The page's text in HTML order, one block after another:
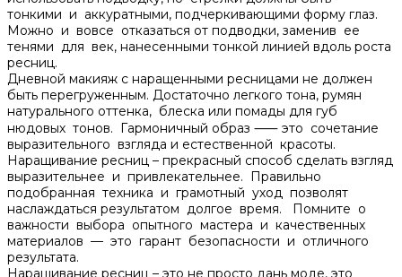
тонкими и аккуратными, подчеркивающими форму глаз.​
Можно и вовсе отказаться от подводки, заменив ее
тенями для век, нанесенными тонкой линией вдоль роста
ресниц.​
Дневной макияж с наращенными ресницами не должен
быть перегруженным. Достаточно легкого тона, румян
натурального оттенка, блеска или помады для губ
нюдовых тонов.​ Гармоничный образ ⸺ это сочетание
выразительного взгляда и естественной красоты.​
Наращивание ресниц – прекрасный способ сделать взгляд
выразительнее и привлекательнее.​ Правильно
подобранная техника и грамотный уход позволят
наслаждаться результатом долгое время.​ Помните о
важности выбора опытного мастера и качественных
материалов — это гарант безопасности и отличного
результата.​
Наращивание ресниц – это не просто дань моде, это